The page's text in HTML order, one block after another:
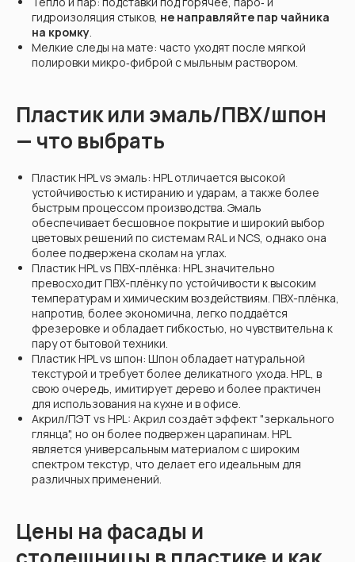
гидроизоляция стыков, не направляйте пар чайника
на кромку.
Мелкие следы на мате: часто уходят после мягкой
полировки микро‑фиброй с мыльным раствором.
Пластик или эмаль/ПВХ/шпон
— что выбрать
Пластик HPL vs эмаль: HPL отличается высокой
устойчивостью к истиранию и ударам, а также более
быстрым процессом производства. Эмаль
обеспечивает бесшовное покрытие и широкий выбор
цветовых решений по системам RAL и NCS, однако она
более подвержена сколам на углах.
Пластик HPL vs ПВХ-плёнка: HPL значительно
превосходит ПВХ-плёнку по устойчивости к высоким
температурам и химическим воздействиям. ПВХ-плёнка,
напротив, более экономична, легко поддаётся
фрезеровке и обладает гибкостью, но чувствительна к
пару от бытовой техники.
Пластик HPL vs шпон: Шпон обладает натуральной
текстурой и требует более деликатного ухода. HPL, в
свою очередь, имитирует дерево и более практичен
для использования на кухне и в офисе.
Акрил/ПЭТ vs HPL: Акрил создаёт эффект "зеркального
глянца", но он более подвержен царапинам. HPL
является универсальным материалом с широким
спектром текстур, что делает его идеальным для
различных применений.
Цены на фасады и